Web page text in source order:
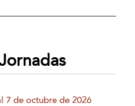
7 de octubre de 2026